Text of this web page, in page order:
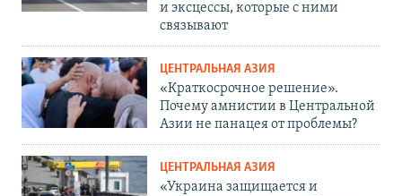
и эксцессы, которые с ними
связывают
ЦЕНТРАЛЬНАЯ АЗИЯ
«Краткосрочное решение».
Почему амнистии в Центральной
Азии не панацея от проблемы?
ЦЕНТРАЛЬНАЯ АЗИЯ
«Украина защищается и